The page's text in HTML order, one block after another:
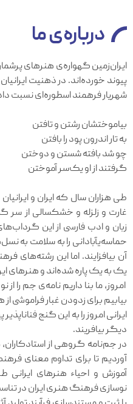
درباره‌ی ما
ایران‌زمین گهواره‌ی هنرهای
پیوند خورده‌اند. در ذهنیت
شهریار فرهمند اسطوره‌ای نسبت
بیاموختشان رشتن و تافتن
به تار اندرون پود را بافتن
چو شد بافته شستن و دوختن
گرفتند از او یک‌سر آموختن
طی هزاران سال که ایران و
غارت و زلزله و خشکسالی از سر
زبان و ادب فارسی از این
حماسه‌یآبادانی را به سلامت به
آن بیافزایند. اما این رشته‌های
یک به یک پاره شده‌اند و هنرهای
امروز، ما بنا داریم نامه‌ی جم را
بیابیم برای زدودن غبار فراموشی
ایرانی امروز را به این گنج
دیگر بیافریند.
در جم‌نامه گروهی از
آوردیم تا برای تداوم معنای
آموزش و احیاء هنرهای ایرانی
نوسازی فرهنگ ‌هنری ایران در تناسب